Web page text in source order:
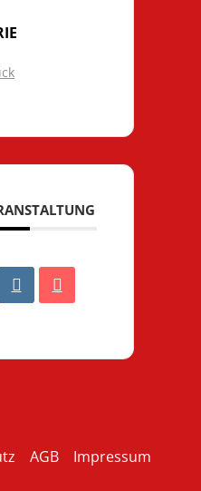
AGB Impressum